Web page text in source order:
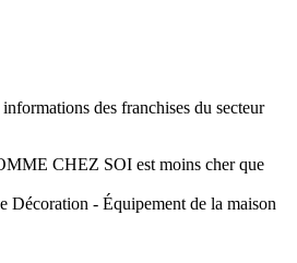
des franchises du secteur
CHEZ SOI est moins cher que
Décoration - Équipement de la maison